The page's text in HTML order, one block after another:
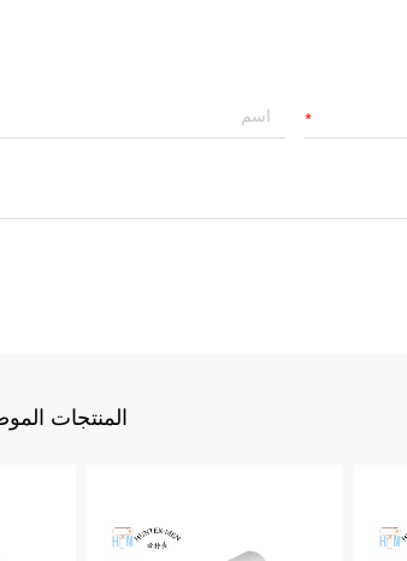
المنتجات